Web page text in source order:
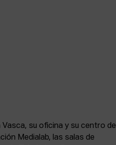
su oficina y su centro de
Medialab, las salas de